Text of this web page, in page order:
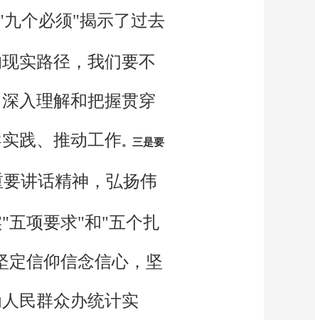
个必须"揭示了过去
实路径，我们要不
入理解和把握贯穿
践、推动工作。三是要
讲话精神，弘扬伟
五项要求"和"五个扎
定信仰信念信心，坚
民群众办统计实